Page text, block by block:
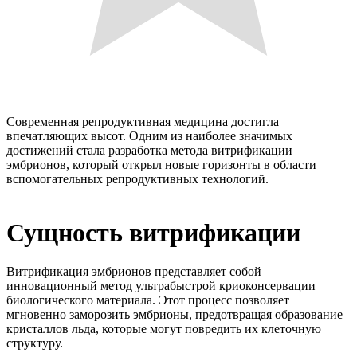
Современная репродуктивная медицина достигла
впечатляющих высот. Одним из наиболее значимых
достижений стала разработка метода витрификации
эмбрионов, который открыл новые горизонты в области
вспомогательных репродуктивных технологий.
Сущность витрификации
Витрификация эмбрионов представляет собой
инновационный метод ультрабыстрой криоконсервации
биологического материала. Этот процесс позволяет
мгновенно заморозить эмбрионы, предотвращая образование
кристаллов льда, которые могут повредить их клеточную
структуру.